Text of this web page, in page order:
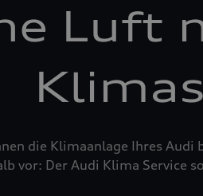
Luft
die Klimaanlage Ihres
vor: Der Audi Klima Service